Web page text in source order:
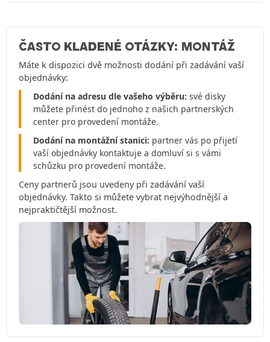
ČASTO KLADENÉ OTÁZKY: MONTÁŽ
Máte k dispozici dvě možnosti dodání při zadávání vaší
objednávky:
Dodání na adresu dle vašeho výběru: své disky
můžete přinést do jednoho z našich partnerských
center pro provedení montáže.
Dodání na montážní stanici: partner vás po přijetí
vaší objednávky kontaktuje a domluví si s vámi
schůzku pro provedení montáže.
Ceny partnerů jsou uvedeny při zadávání vaší
objednávky. Takto si můžete vybrat nejvýhodnější a
nejpraktičtější možnost.